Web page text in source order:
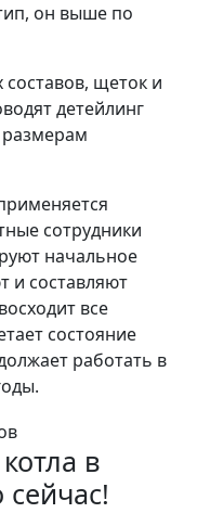
он выше по
щеток и
детейлинг
сотрудники
начальное
и составляют
все
состояние
работать в
в